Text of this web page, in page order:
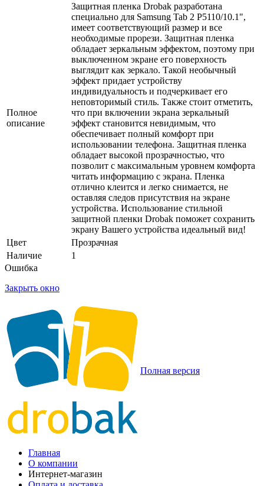
Полное
описание
Защитная пленка Drobak разработана
специально для Samsung Tab 2 P5110/10.1",
имеет соответствующий размер и все
необходимые прорези. Защитная пленка
обладает зеркальным эффектом, поэтому при
выключенном экране его поверхность
выглядит как зеркало. Такой необычный
эффект придает устройству
индивидуальность и подчеркивает его
неповторимый стиль. Также стоит отметить,
что при включении экрана зеркальный
эффект становится невидимым, что
обеспечивает полный комфорт при
использовании телефона. Защитная пленка
обладает высокой прозрачностью, что
позволит с максимальным уровнем комфорта
читать информацию с экрана. Пленка
отлично клеится и легко снимается, не
оставляя следов присутствия на экране
устройства. Использование стильной
защитной пленки Drobak поможет сохранить
экрану Вашего устройства идеальный вид!
Цвет
Прозрачная
Наличие
1
Ошибка
Закрыть окно
Полная версия
Главная
О компании
Интернет-магазин